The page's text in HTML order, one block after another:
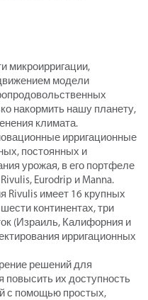
микроирригации,
модели
накормить нашу планету,
климата.
ирригационные
постоянных и
урожая, в его портфеле
Eurodrip и Manna.
Rivulis имеет 16 крупных
континентах, три
(Израиль, Калифорния и
ирригационных
решений для
повысить их доступность
с помощью простых,